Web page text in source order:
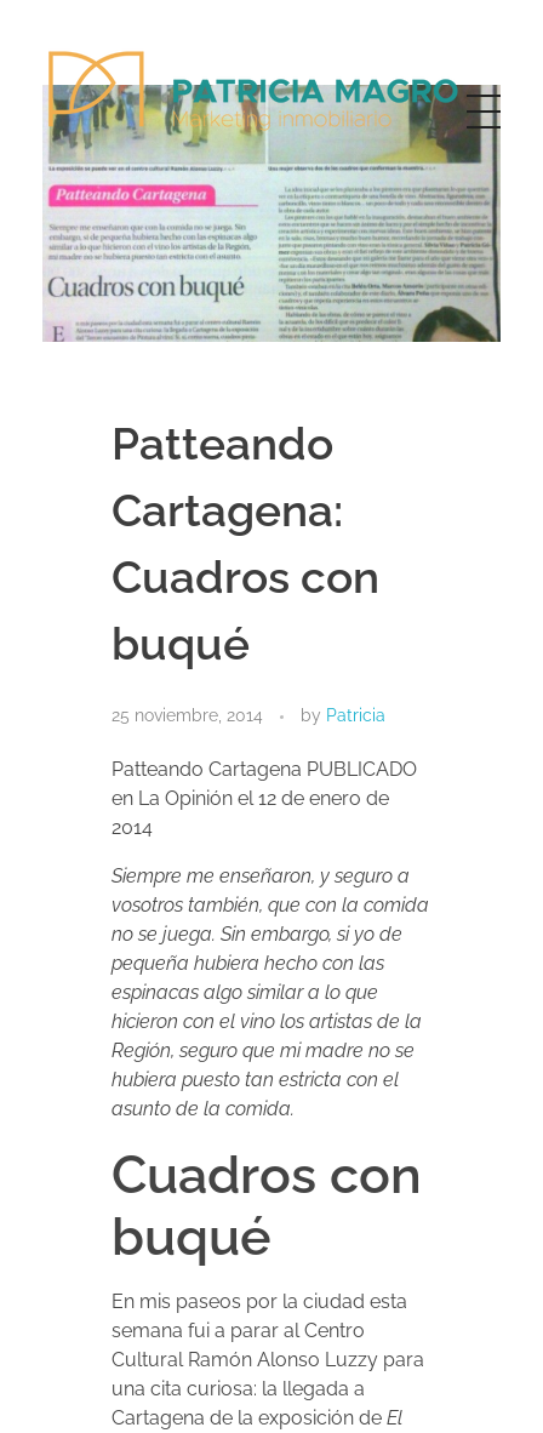
Patricia Magro - Comunicación y marketing inmobiliario
Patteando
Cartagena:
Cuadros con
buqué
25 noviembre, 2014 by Patricia
Patteando Cartagena PUBLICADO
en La Opinión el 12 de enero de
2014
Siempre me enseñaron, y seguro a
vosotros también, que con la comida
no se juega. Sin embargo, si yo de
pequeña hubiera hecho con las
espinacas algo similar a lo que
hicieron con el vino los artistas de la
Región, seguro que mi madre no se
hubiera puesto tan estricta con el
asunto de la comida.
Cuadros con
buqué
En mis paseos por la ciudad esta
semana fui a parar al Centro
Cultural Ramón Alonso Luzzy para
una cita curiosa: la llegada a
Cartagena de la exposición de El